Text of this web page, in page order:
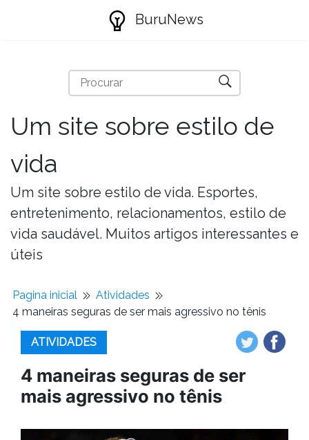
BuruNews
Um site sobre estilo de
vida
Um site sobre estilo de vida. Esportes,
entretenimento, relacionamentos, estilo de
vida saudável. Muitos artigos interessantes e
úteis
Pagina inicial
Atividades
4 maneiras seguras de ser mais agressivo no tênis
ATIVIDADES
4 maneiras seguras de ser
mais agressivo no tênis